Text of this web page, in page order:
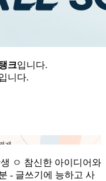
크입니다.
니다.
ㅇ 참신한 아이디어와
- 글쓰기에 능하고 사